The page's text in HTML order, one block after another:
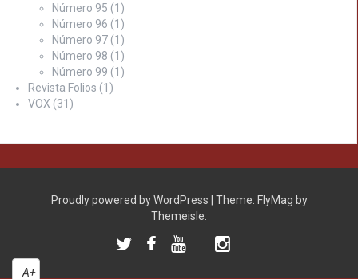
Número 95 (1)
Número 96 (1)
Número 97 (1)
Número 98 (1)
Número 99 (1)
Revista Folios (1)
VOX (31)
Proudly powered by WordPress Theme: FlyMag by
Themeisle.
TwitterFacebookYouTube
A+